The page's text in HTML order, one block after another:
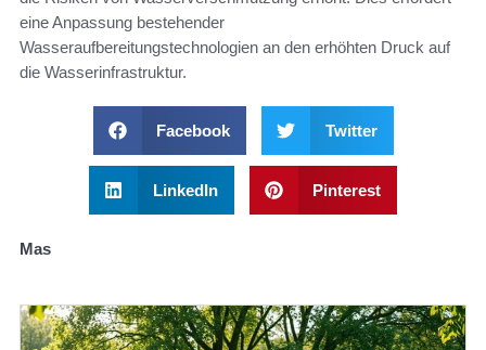
eine Anpassung bestehender
Wasseraufbereitungstechnologien an den erhöhten Druck auf
die Wasserinfrastruktur.
Facebook Twitter
LinkedIn Pinterest
Mas